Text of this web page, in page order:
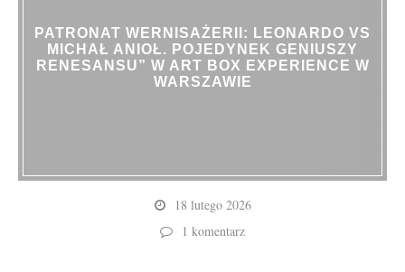
PATRONAT WERNISAŻERII: LEONARDO VS
MICHAŁ ANIOŁ. POJEDYNEK GENIUSZY
RENESANSU” W ART BOX EXPERIENCE W
WARSZAWIE
18 lutego 2026
1 komentarz